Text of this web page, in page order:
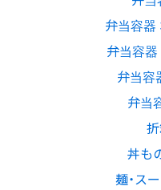
弁当容器
弁当容器
弁当容
弁当
折
丼も
麺・ス